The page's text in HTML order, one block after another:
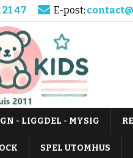
21 47 E-post:
- LIGGDEL - MYSIG
SPEL UTOMHUS